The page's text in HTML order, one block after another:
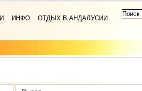
ИНФО
ОТДЫХ В АНДАЛУСИИ